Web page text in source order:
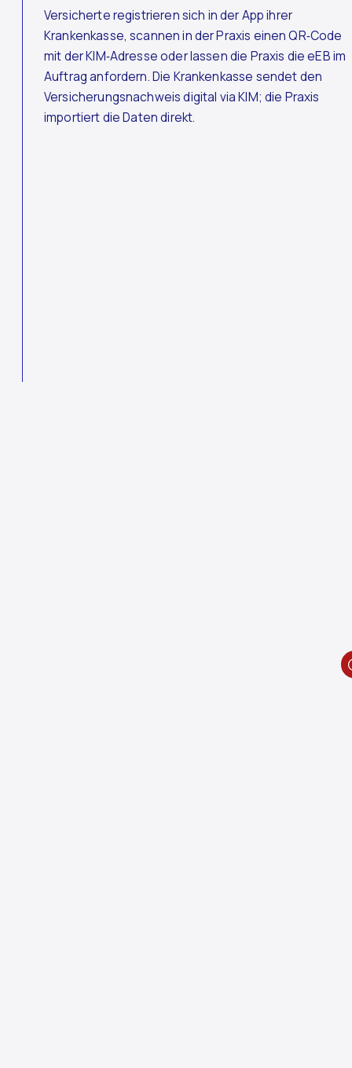
Versicherte registrieren sich in der App ihrer
Krankenkasse, scannen in der Praxis einen QR‑Code
mit der KIM‑Adresse oder lassen die Praxis die eEB im
Auftrag anfordern. Die Krankenkasse sendet den
Versicherungsnachweis digital via KIM; die Praxis
importiert die Daten direkt.